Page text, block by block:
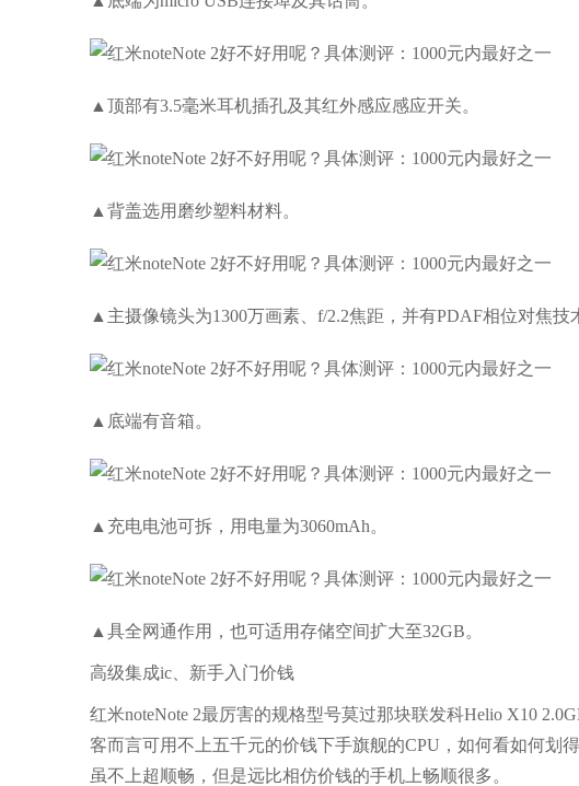
▲顶部有3.5毫米耳机插孔及其红外感应感应开关。
▲背盖选用磨纱塑料材料。
▲主摄像镜头为1300万画素、f/2.2焦距，并有PDAF相位对焦技
▲底端有音箱。
▲充电电池可拆，用电量为3060mAh。
▲具全网通作用，也可适用存储空间扩大至32GB。
高级集成ic、新手入门价钱
红米noteNote 2最厉害的规格型号莫过那块联发科Helio X10
客而言可用不上五千元的价钱下手旗舰的CPU，如何看如何划
虽不上超顺畅，但是远比相仿价钱的手机上畅顺很多。